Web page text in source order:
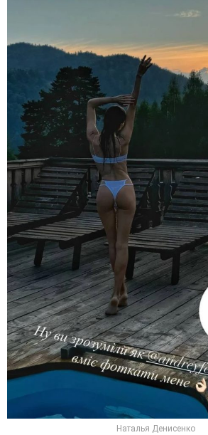
Наталья Денисенко